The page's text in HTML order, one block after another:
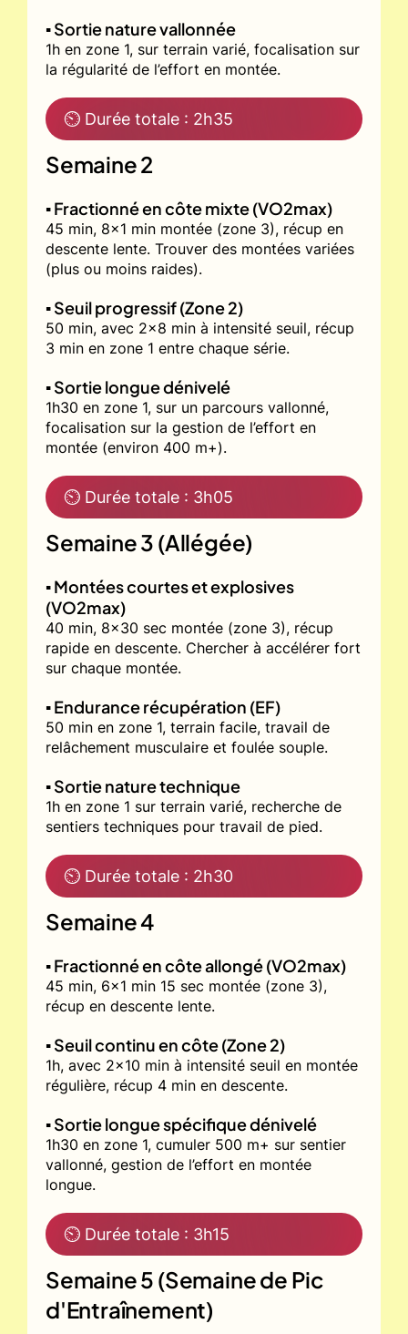
▪️ Sortie nature vallonnée
1h en zone 1, sur terrain varié, focalisation sur
la régularité de l’effort en montée.
⏲ Durée totale : 2h35
Semaine 2
▪️ Fractionné en côte mixte (VO2max)
45 min, 8x1 min montée (zone 3), récup en
descente lente. Trouver des montées variées
(plus ou moins raides).
▪️ Seuil progressif (Zone 2)
50 min, avec 2x8 min à intensité seuil, récup
3 min en zone 1 entre chaque série.
▪️ Sortie longue dénivelé
1h30 en zone 1, sur un parcours vallonné,
focalisation sur la gestion de l’effort en
montée (environ 400 m+).
⏲ Durée totale : 3h05
Semaine 3 (Allégée)
▪️ Montées courtes et explosives
(VO2max)
40 min, 8x30 sec montée (zone 3), récup
rapide en descente. Chercher à accélérer fort
sur chaque montée.
▪️ Endurance récupération (EF)
50 min en zone 1, terrain facile, travail de
relâchement musculaire et foulée souple.
▪️ Sortie nature technique
1h en zone 1 sur terrain varié, recherche de
sentiers techniques pour travail de pied.
⏲ Durée totale : 2h30
Semaine 4
▪️ Fractionné en côte allongé (VO2max)
45 min, 6x1 min 15 sec montée (zone 3),
récup en descente lente.
▪️ Seuil continu en côte (Zone 2)
1h, avec 2x10 min à intensité seuil en montée
régulière, récup 4 min en descente.
▪️ Sortie longue spécifique dénivelé
1h30 en zone 1, cumuler 500 m+ sur sentier
vallonné, gestion de l’effort en montée
longue.
⏲ Durée totale : 3h15
Semaine 5 (Semaine de Pic
d'Entraînement)